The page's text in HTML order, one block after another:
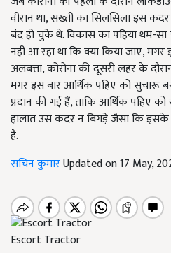
वीरान था, सख्ती का सिलसिला इस
बंद हो चुके थे. विकास का पहिया थम-
नहीं आ रहा था कि क्या किया जाए,
अलबत्ता, कोरोना की दूसरी लहर के
मगर इस बार आर्थिक पहिए को सुचारू
प्रदान की गई हैं, ताकि आर्थिक पहिए
हालात उस कदर न बिगड़े जैसा कि इसके
है.
सचिन कुमारUpdated on 17 May,
Escort Tractor